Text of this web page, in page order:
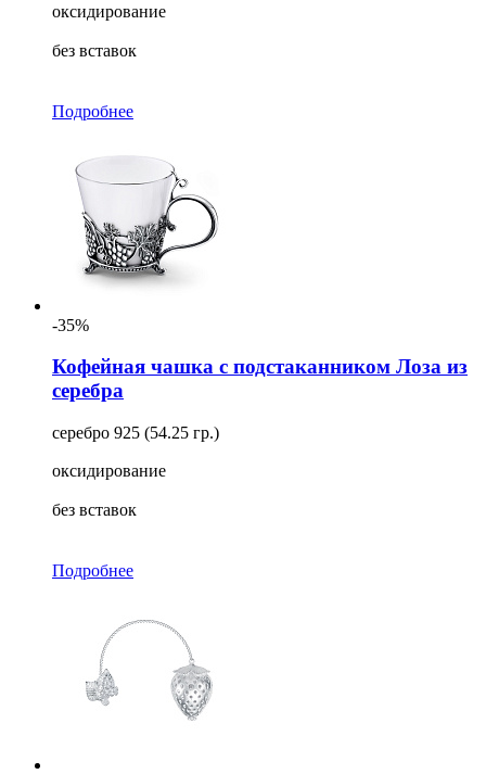
оксидирование
без вставок
Подробнее
-35%
Кофейная чашка с подстаканником Лоза из
серебра
серебро 925 (54.25 гр.)
оксидирование
без вставок
Подробнее